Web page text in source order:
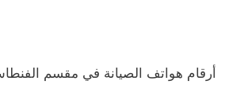
أرقام هواتف الصيانة في مقسم